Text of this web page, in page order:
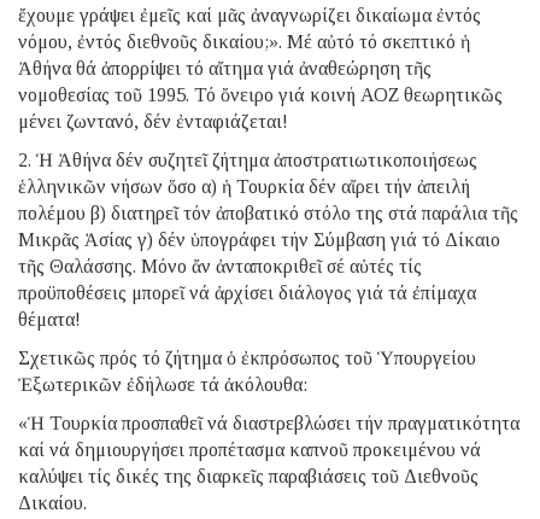
ἔχουμε γράψει ἐμεῖς καί μᾶς ἀναγνωρίζει δικαίωμα ἐντός
νόμου, ἐντός διεθνοῦς δικαίου;». Μέ αὐτό τό σκεπτικό ἡ
Ἀθήνα θά ἀπορρίψει τό αἴτημα γιά ἀναθεώρηση τῆς
νομοθεσίας τοῦ 1995. Τό ὄνειρο γιά κοινή ΑΟΖ θεωρητικῶς
μένει ζωντανό, δέν ἐνταφιάζεται!
2. Ἡ Ἀθήνα δέν συζητεῖ ζήτημα ἀποστρατιωτικοποιήσεως
ἑλληνικῶν νήσων ὅσο α) ἡ Τουρκία δέν αἴρει τήν ἀπειλή
πολέμου β) διατηρεῖ τόν ἀποβατικό στόλο της στά παράλια τῆς
Μικρᾶς Ἀσίας γ) δέν ὑπογράφει τήν Σύμβαση γιά τό Δίκαιο
τῆς Θαλάσσης. Μόνο ἄν ἀνταποκριθεῖ σέ αὐτές τίς
προϋποθέσεις μπορεῖ νά ἀρχίσει διάλογος γιά τά ἐπίμαχα
θέματα!
Σχετικῶς πρός τό ζήτημα ὁ ἐκπρόσωπος τοῦ Ὑπουργείου
Ἐξωτερικῶν ἐδήλωσε τά ἀκόλουθα:
«Ἡ Τουρκία προσπαθεῖ νά διαστρεβλώσει τήν πραγματικότητα
καί νά δημιουργήσει προπέτασμα καπνοῦ προκειμένου νά
καλύψει τίς δικές της διαρκεῖς παραβιάσεις τοῦ Διεθνοῦς
Δικαίου.